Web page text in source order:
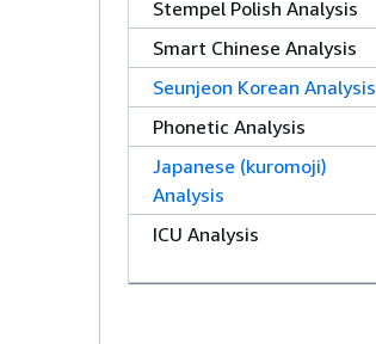
Stempel Polish Analysis
Smart Chinese Analysis
Seunjeon Korean Analysis
Phonetic Analysis
Japanese (kuromoji)
Analysis
ICU Analysis